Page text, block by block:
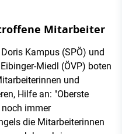
Mitarbeiter
Kampus (SPÖ) und
Miedl (ÖVP) boten
und
Hilfe an: "Oberste
immer
die Mitarbeiterinnen